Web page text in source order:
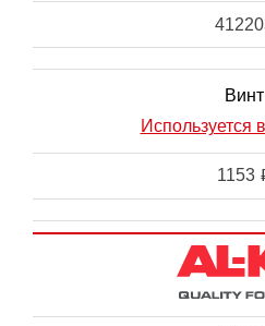
Винт
Используется
1153